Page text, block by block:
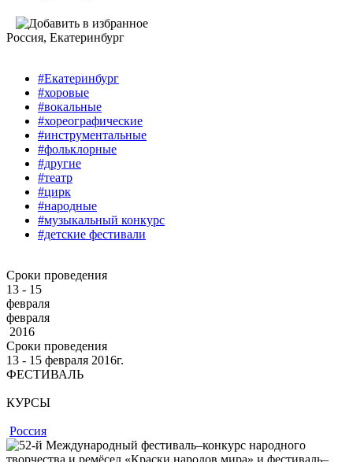
Россия, Екатеринбург
#Екатеринбург
#хоровые
#вокальные
#хореографические
#инструментальные
#фольклорные
#другие
#театр
#цирк
#народные
#музыкальный конкурс
#детские фестивали
Сроки проведения
13 - 15
февраля
февраля
2016
Сроки проведения
13 ‐ 15 февраля 2016г.
ФЕСТИВАЛЬ
КУРСЫ
Россия